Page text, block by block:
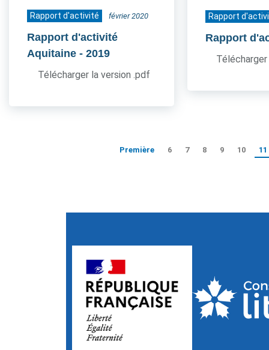
Rapport d'activité février 2020
Rapport d'activité
Aquitaine - 2019
Télécharger la version .pdf
Rapport
Rapport
Première 6 7 8 9 10 11